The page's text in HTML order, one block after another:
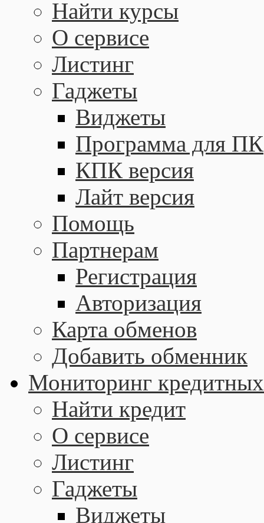
Найти курсы
О сервисе
Листинг
Гаджеты
Виджеты
Программа для ПК
КПК версия
Лайт версия
Помощь
Партнерам
Регистрация
Авторизация
Карта обменов
Добавить обменник
Мониторинг кредитных
Найти кредит
О сервисе
Листинг
Гаджеты
Виджеты